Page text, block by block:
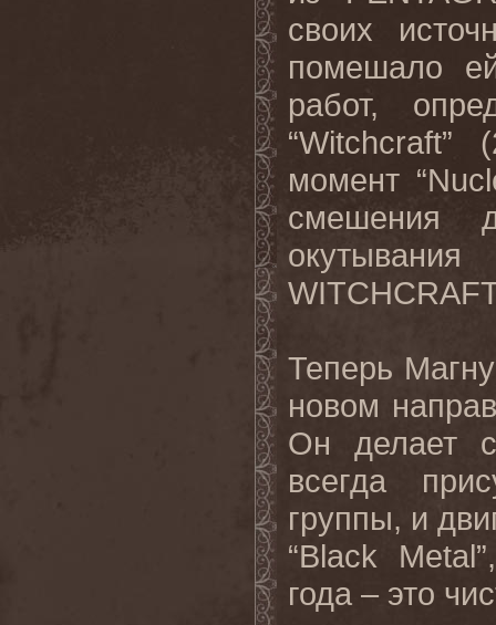
своих
помешало
работ,
“Witchcraft”
момент “
смешения
Теперь
новом
Он делает
всегда
группы, и
“Black Metal
года – это